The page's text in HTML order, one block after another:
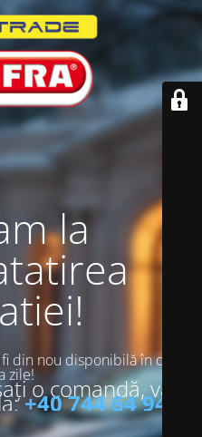
la
din nou disponibilă în doar
zile!o comandă, vă
+40 744 64 94 13